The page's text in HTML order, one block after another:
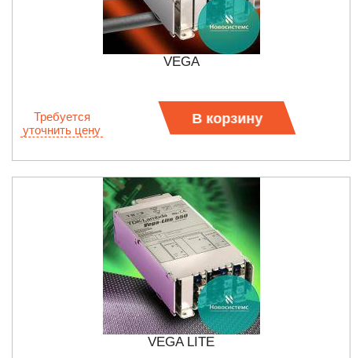
VEGA
Требуется
уточнить цену
В корзину
VEGA LITE